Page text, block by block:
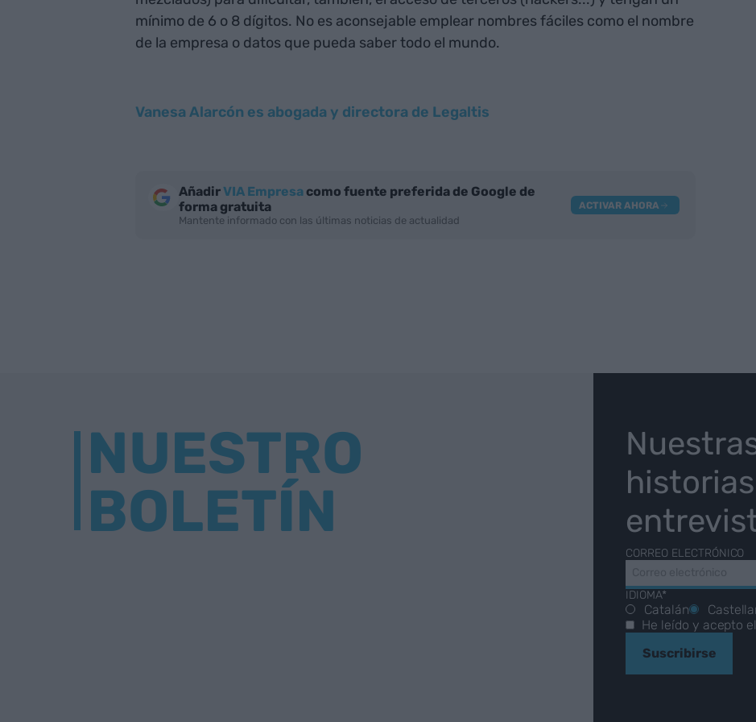
mínimo de 6 o 8 dígitos. No es aconsejable emplear nombres fáciles como el nombre
de la empresa o datos que pueda saber todo el mundo.
Vanesa Alarcón es abogada y directora de Legaltis
AñadirVIA Empresacomo fuente preferida de Google de
forma gratuita
Mantente informado con las últimas noticias de actualidad
ACTIVAR AHORA
NUESTRO
BOLETÍN
CORREO ELECTRÓNICO
IDIOMA*
Catalán
He leído y acepto
Suscribirse